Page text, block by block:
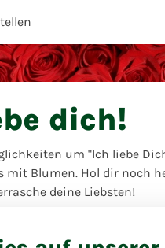
dich!
um "Ich liebe
mit Blumen. Hol dir noch
deine Liebsten!